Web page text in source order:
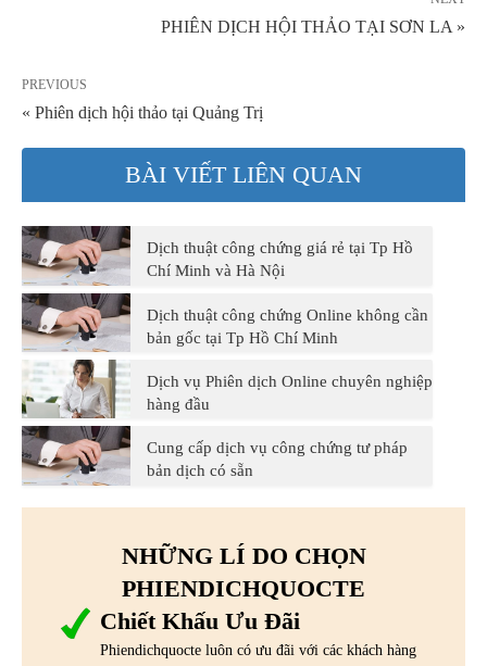
PHIÊN DỊCH HỘI THẢO TẠI SƠN LA »
PREVIOUS
« Phiên dịch hội thảo tại Quảng Trị
BÀI VIẾT LIÊN QUAN
Dịch thuật công chứng giá rẻ tại Tp Hồ
Chí Minh và Hà Nội
Dịch thuật công chứng Online không cần
bản gốc tại Tp Hồ Chí Minh
Dịch vụ Phiên dịch Online chuyên nghiệp
hàng đầu
Cung cấp dịch vụ công chứng tư pháp
bản dịch có sẵn
NHỮNG LÍ DO CHỌN
PHIENDICHQUOCTE
Chiết Khấu Ưu Đãi
Phiendichquocte luôn có ưu đãi với các khách hàng